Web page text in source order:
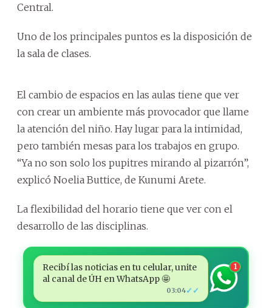
Central.
Uno de los principales puntos es la disposición de
la sala de clases.
El cambio de espacios en las aulas tiene que ver
con crear un ambiente más provocador que llame
la atención del niño. Hay lugar para la intimidad,
pero también mesas para los trabajos en grupo.
“Ya no son solo los pupitres mirando al pizarrón”,
explicó Noelia Buttice, de Kunumi Arete.
La flexibilidad del horario tiene que ver con el
desarrollo de las disciplinas.
Recibí las noticias en tu celular, unite
al canal de ÚH en WhatsApp 🤩
03:04✓✓
1